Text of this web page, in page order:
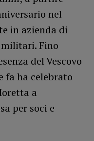
nel
in azienda di
Fino
del Vescovo
fa ha celebrato
a
per soci e